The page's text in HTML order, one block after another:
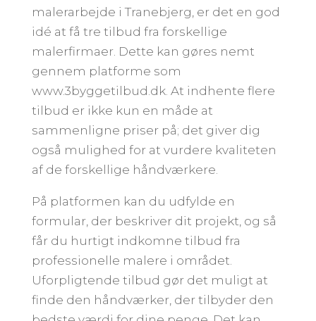
malerarbejde i Tranebjerg, er det en god
idé at få tre tilbud fra forskellige
malerfirmaer. Dette kan gøres nemt
gennem platforme som
www.3byggetilbud.dk. At indhente flere
tilbud er ikke kun en måde at
sammenligne priser på; det giver dig
også mulighed for at vurdere kvaliteten
af de forskellige håndværkere.
På platformen kan du udfylde en
formular, der beskriver dit projekt, og så
får du hurtigt indkomne tilbud fra
professionelle malere i området.
Uforpligtende tilbud gør det muligt at
finde den håndværker, der tilbyder den